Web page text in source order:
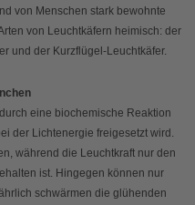
von Menschen stark bewohnte
von Leuchtkäfern heimisch: der
und der Kurzflügel-Leuchtkäfer.
eine biochemische Reaktion
der Lichtenergie freigesetzt wird.
während die Leuchtkraft nur den
ist. Hingegen können nur
schwärmen die glühenden